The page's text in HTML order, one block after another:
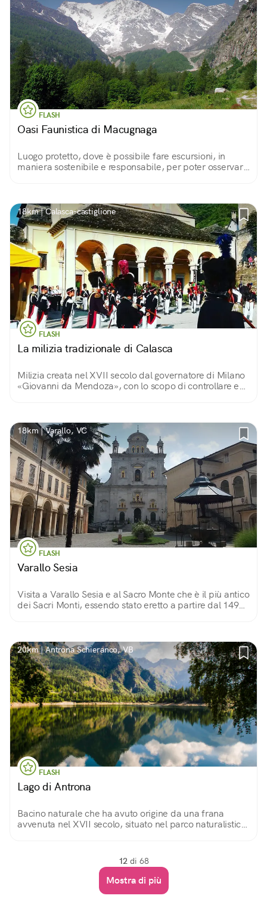
FLASH
Oasi Faunistica di Macugnaga
Luogo protetto, dove è possibile fare escursioni, in
maniera sostenibile e responsabile, per poter osservare
18km | Calasca-castiglione
FLASH
La milizia tradizionale di Calasca
Milizia creata nel XVII secolo dal governatore di Milano
«Giovanni da Mendoza», con lo scopo di controllare e
18km | Varallo, VC
FLASH
Varallo Sesia
Visita a Varallo Sesia e al Sacro Monte che è il più antico
dei Sacri Monti, essendo stato eretto a partire dal 1491
20km | Antrona Schieranco, VB
FLASH
Lago di Antrona
Bacino naturale che ha avuto origine da una frana
avvenuta nel XVII secolo, situato nel parco naturalistico
12 di 68
Mostra di più